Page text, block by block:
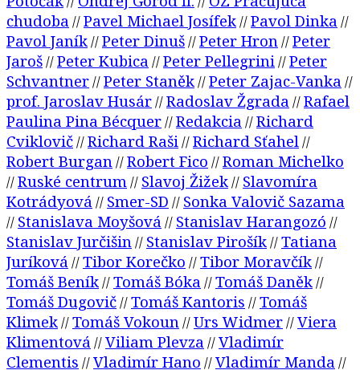
chudoba //Pavel Michael Josífek//Pavol Dinka //
Pavol Janík//Peter Dinuš//Peter Hron//Peter
Jaroš//Peter Kubica //Peter Pellegrini//Peter
Schvantner//Peter Staněk//Peter Zajac-Vanka //
prof. Jaroslav Husár//Radoslav Žgrada //Rafael
Paulina Pina Bécquer//Redakcia //Richard
Cviklovič//Richard Raši//Richard Sťahel//
Robert Burgan//Robert Fico //Roman Michelko
//Ruské centrum// Slavoj Žižek// Slavomíra
Kotrádyová // Smer-SD // Sonka Valovič Sazama
// Stanislava Moyšová // Stanislav Harangozó //
Stanislav Jurčišin// Stanislav Pirošík//Tatiana
Juríková //Tibor Korečko //Tibor Moravčík//
Tomáš Beník//Tomáš Bóka //Tomáš Daněk//
Tomáš Dugovič//Tomáš Kantoris //Tomáš
Klimek//Tomáš Vokoun//Urs Widmer//Viera
Klimentová //Viliam Plevza //Vladimír
Clementis //Vladimír Hano //Vladimír Manda //